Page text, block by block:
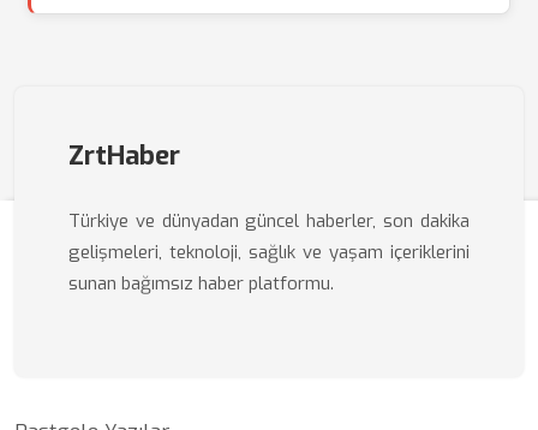
ZrtHaber
Türkiye ve dünyadan güncel haberler, son dakika
gelişmeleri, teknoloji, sağlık ve yaşam içeriklerini
sunan bağımsız haber platformu.